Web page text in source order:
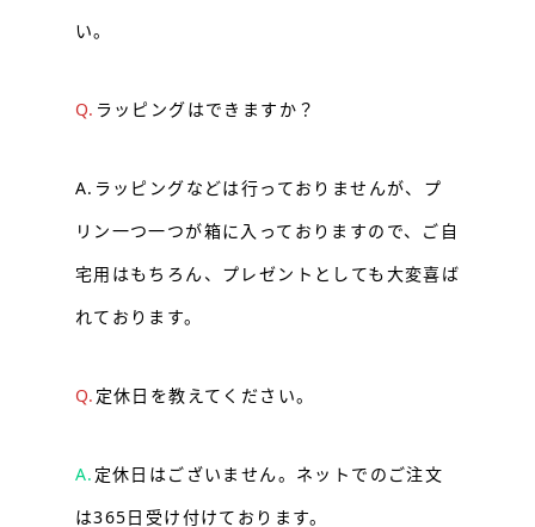
い。
Q. ラッピングはできますか？
A.ラッピングなどは行っておりませんが、プ
リン一つ一つが箱に入っておりますので、ご自
宅用はもちろん、プレゼントとしても大変喜ば
れております。
Q. 定休日を教えてください。
A. 定休日はございません。ネットでのご注文
は365日受け付けております。